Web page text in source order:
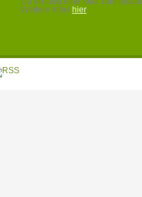
Weitere Infos hier
.